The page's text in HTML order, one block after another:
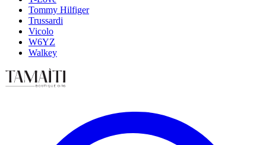
Tommy Hilfiger
Trussardi
Vicolo
W6YZ
Walkey